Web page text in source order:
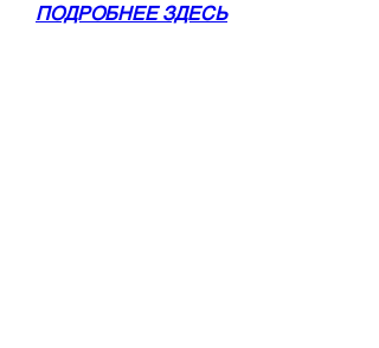
ПОДРОБНЕЕ ЗДЕСЬ